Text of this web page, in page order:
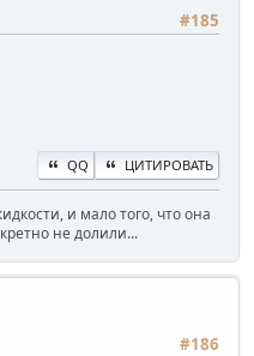
#185
QQ ЦИТИРОВАТЬ
и мало того, что она
не долили...
#186